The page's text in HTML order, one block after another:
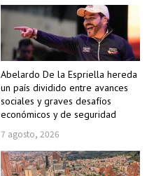
Abelardo De la Espriella hereda
un país dividido entre avances
sociales y graves desafíos
económicos y de seguridad
7 agosto, 2026